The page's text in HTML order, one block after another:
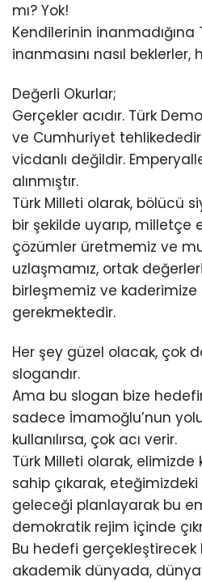
mı? Yok!
Kendilerinin inanmadığına
inanmasını nasıl beklerler,
Değerli Okurlar;
Gerçekler acıdır. Türk
ve Cumhuriyet tehlikededir.
vicdanlı değildir.
alınmıştır.
Türk Milleti olarak, bölücü
bir şekilde uyarıp, milletçe
çözümler üretmemiz ve
uzlaşmamız, ortak
birleşmemiz ve kaderimize
gerekmektedir.
Her şey güzel olacak, çok
slogandır.
Ama bu slogan bize
sadece İmamoğlu’nun
kullanılırsa, çok acı verir.
Türk Milleti olarak, elimizde
sahip çıkarak, eteğimizdeki
geleceği planlayarak bu
demokratik rejim içinde
Bu hedefi
akademik dünyada,